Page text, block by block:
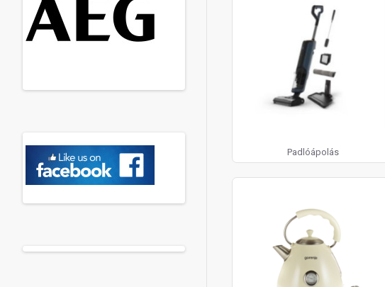
Padlóápolás